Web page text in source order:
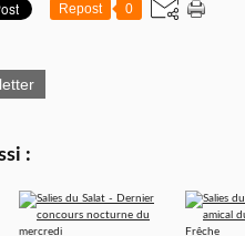
Repost 0
: